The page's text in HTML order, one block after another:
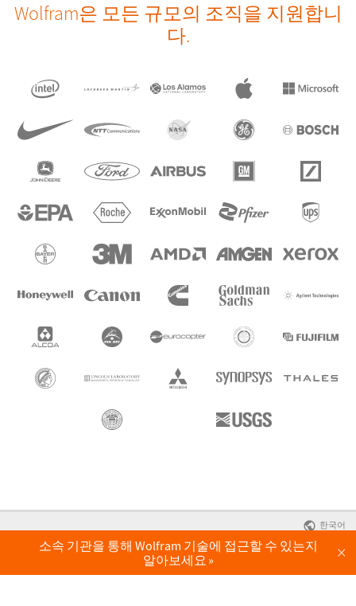
Wolfram은 모든 규모의 조직을 지원합니
다.
한국어
소속 기관을 통해 Wolfram 기술에 접근할 수 있는지
알아보세요
×